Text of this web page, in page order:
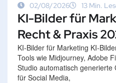
02/08/2026 13 Min.
KI-Bilder für
Recht & Praxis
KI-Bilder für Marketing KI-
Tools wie Midjourney, Adobe
Studio automatisch
für Social Media,